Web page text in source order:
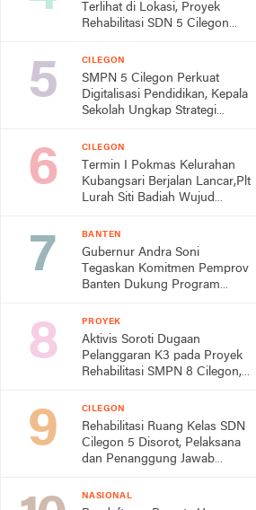
Terlihat di Lokasi, Proyek
Rehabilitasi SDN 5 Cilegon
Turun Tangan
CILEGON
SMPN 5 Cilegon Perkuat
Digitalisasi Pendidikan, Kepala
Sekolah Ungkap Strategi
Unggulan Siswa
CILEGON
Termin I Pokmas Kelurahan
Kubangsari Berjalan Lancar,Plt
Lurah Siti Badiah Wujud
Lingkungan
BANTEN
Gubernur Andra Soni
Tegaskan Komitmen Pemprov
Banten Dukung Program
PROYEK
Aktivis Soroti Dugaan
Pelanggaran K3 pada Proyek
Rehabilitasi SMPN 8 Cilegon,
CILEGON
Rehabilitasi Ruang Kelas SDN
Cilegon 5 Disorot, Pelaksana
dan Penanggung Jawab
Berada di Lokasi
NASIONAL